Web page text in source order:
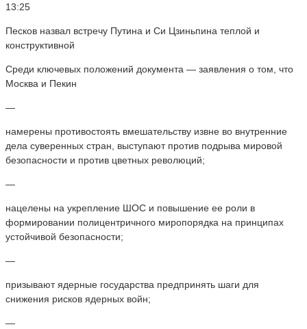
13:25
Песков назвал встречу Путина и Си Цзиньпина теплой и
конструктивной
Среди ключевых положений документа — заявления о том, что
Москва и Пекин
—
намерены противостоять вмешательству извне во внутренние
дела суверенных стран, выступают против подрыва мировой
безопасности и против цветных революций;
—
нацелены на укрепление ШОС и повышение ее роли в
формировании полицентричного миропорядка на принципах
устойчивой безопасности;
—
призывают ядерные государства предпринять шаги для
снижения рисков ядерных войн;
—